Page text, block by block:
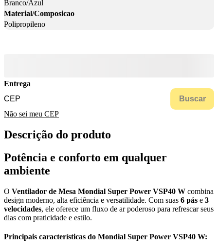
Branco/Azul
Material/Composicao
Polipropileno
Entrega
Buscar
Não sei meu CEP
Descrição do produto
Potência e conforto em qualquer
ambiente
O Ventilador de Mesa Mondial Super Power VSP40 W combina
design moderno, alta eficiência e versatilidade. Com suas 6 pás e 3
velocidades, ele oferece um fluxo de ar poderoso para refrescar seus
dias com praticidade e estilo.
Principais características do Mondial Super Power VSP40 W: